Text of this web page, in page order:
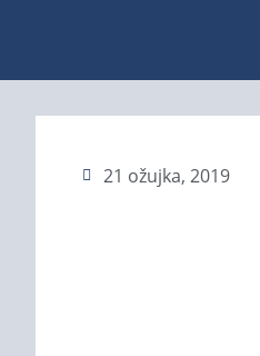
21 ožujka, 2019